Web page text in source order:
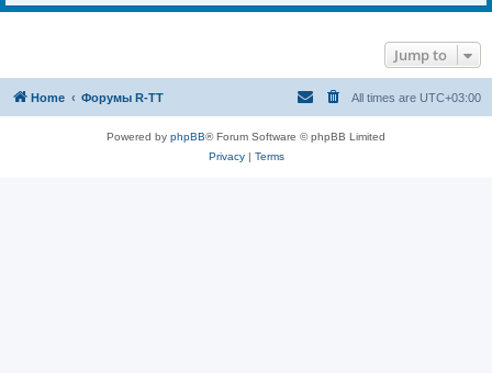
Jump to
Home Форумы R-TT All times are UTC+03:00
Powered by phpBB® Forum Software © phpBB Limited
Privacy| Terms